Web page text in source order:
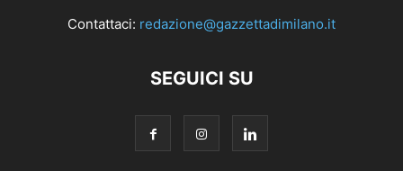
Contattaci: redazione@gazzettadimilano.it
SEGUICI SU